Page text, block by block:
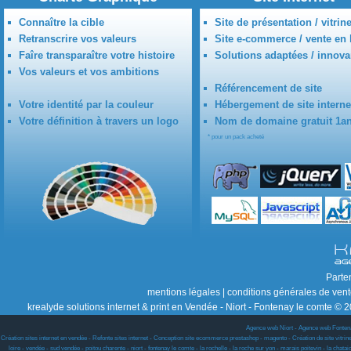
Connaître la cible
Retranscrire vos valeurs
Faîre transparaître votre histoire
Vos valeurs et vos ambitions
Votre identité par la couleur
Votre définition à travers un logo
Site de présentation /
Site e-commerce / vente en
Solutions adaptées /
Référencement de site
Hébergement de site
Nom de domaine gratuit
* pour un pack acheté
mentions légales
conditions générales de
krealyde solutions internet & print en Vendée - Niort - Fontenay le comte ©
Agence web Niort - Agence web
Création sites internet en vendée - Refonte sites internet - Conception site ecommerce prestashop - magento - Création de site
loire - vendée - sud vendée - poitou charente - niort - fontenay le comte - la rochelle - la roche sur yon - marais poitevin - la